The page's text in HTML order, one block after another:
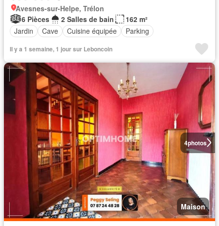
Avesnes-sur-Helpe, Trélon
6 Pièces
2 Salles de bain
162 m²
Jardin
Cave Cuisine équipée Parking
Il y a 1 semaine, 1 jour sur Leboncoin
4photos
Maison